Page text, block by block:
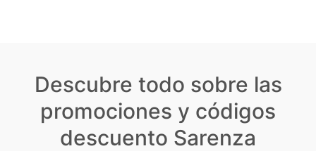
Descubre todo sobre las
promociones y códigos
descuento Sarenza